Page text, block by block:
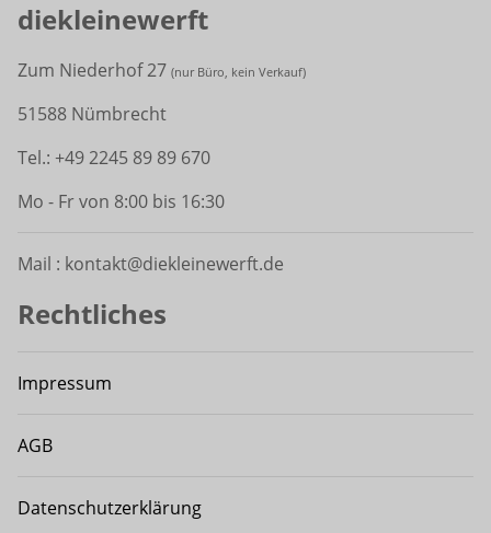
diekleinewerft
Zum Niederhof 27 (nur Büro, kein Verkauf)
51588 Nümbrecht
Tel.: +49 2245 89 89 670
Mo - Fr von 8:00 bis 16:30
Mail : kontakt@diekleinewerft.de
Rechtliches
Impressum
AGB
Datenschutzerklärung